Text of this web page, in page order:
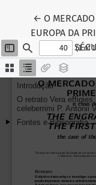
← Voltar aos
O
EUROPA DA